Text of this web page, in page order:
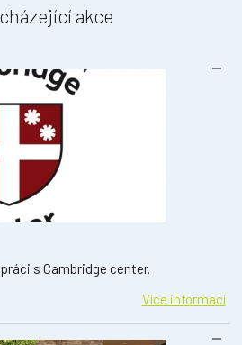
akce
s Cambridge center.
Více informací